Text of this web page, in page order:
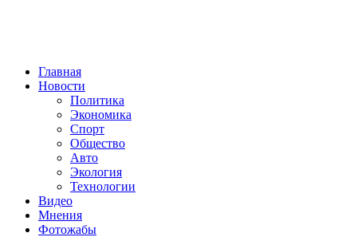
Главная
Новости
Политика
Экономика
Спорт
Общество
Авто
Экология
Технологии
Видео
Мнения
Фотожабы